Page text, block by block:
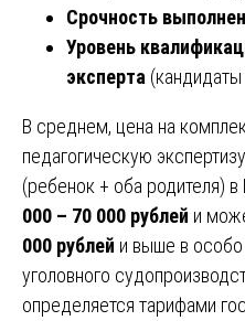
Срочность
Уровень
эксперта (кандидаты
В среднем, цена на
педагогическую
(ребенок + оба родителя)
000 – 70 000 рублей и
000 рублей и выше в
уголовного
определяется тарифами